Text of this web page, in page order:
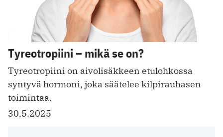
Tyreotropiini – mikä se on?
Tyreotropiini on aivolisäkkeen etulohkossa
syntyvä hormoni, joka säätelee kilpirauhasen
toimintaa.
30.5.2025